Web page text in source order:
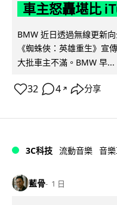
車主怒轟堪比
BMW 近日透過無線更新
《蜘蛛俠：英雄重生》宣
大批車主不滿。BMW 早...
32 4 ↗ 分享
3C科技 流動音樂 音
藍骨 1 日